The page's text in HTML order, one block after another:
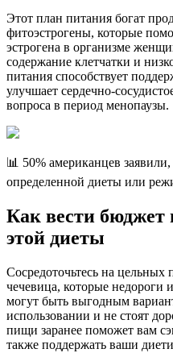
Этот план питания богат
фитоэстрогены, которые
эстрогена в организме
содержание клетчатки и
питания способствует
улучшает сердечно-
вопроса в период менопаузы.
📊 50% американцев
определенной диеты или
Как вести бюджет
этой диеты
Сосредоточьтесь на цельных
чечевица, которые
могут быть выгодным
использовании и не стоят
пищи заранее поможет вам
также поддержать ваши